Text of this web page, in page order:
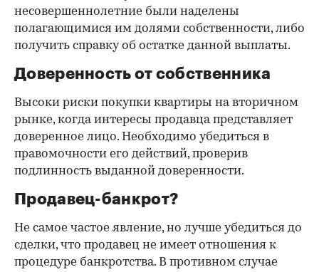
несовершеннолетние были наделены
полагающимися им долями собственности, либо
получить справку об остатке данной выплаты.
Доверенность от собственника
Высоки риски покупки квартиры на вторичном
рынке, когда интересы продавца представляет
доверенное лицо. Необходимо убедиться в
правомочности его действий, проверив
подлинность выданной доверенности.
Продавец-банкрот?
Не самое частое явление, но лучше убедиться до
сделки, что продавец не имеет отношения к
процедуре банкротства. В противном случае